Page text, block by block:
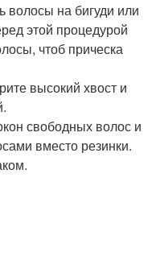
волосы на бигуди или
этой процедурой
чтоб прическа
высокий хвост и
свободных волос и
вместо резинки.